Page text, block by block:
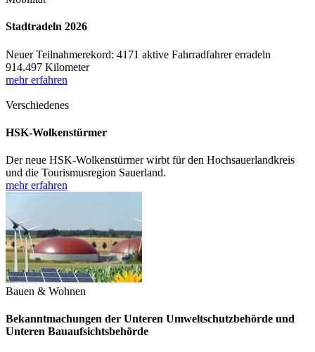
Stadtradeln 2026
Neuer Teilnahmerekord: 4171 aktive Fahrradfahrer erradeln
914.497 Kilometer
mehr erfahren
Verschiedenes
HSK-Wolkenstürmer
Der neue HSK-Wolkenstürmer wirbt für den Hochsauerlandkreis
und die Tourismusregion Sauerland.
mehr erfahren
Bauen & Wohnen
Bekanntmachungen der Unteren Umweltschutzbehörde und
Unteren Bauaufsichtsbehörde